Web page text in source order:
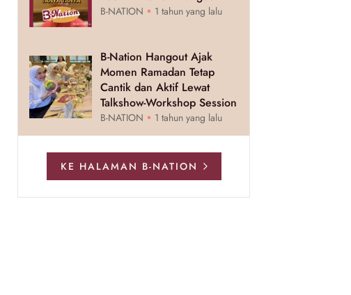
B-NATION 1 tahun yang lalu
B-Nation Hangout Ajak
Momen Ramadan Tetap
Cantik dan Aktif Lewat
Talkshow-Workshop Session
B-NATION 1 tahun yang lalu
KE HALAMAN B-NATION